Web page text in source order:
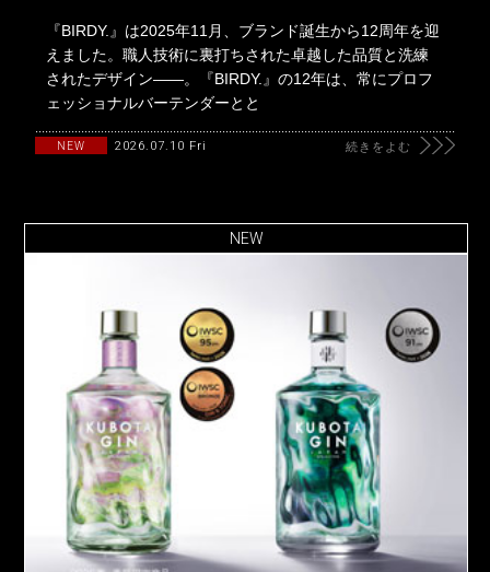
『BIRDY.』は2025年11月、ブランド誕生から12周年を迎
えました。職人技術に裏打ちされた卓越した品質と洗練
されたデザイン――。『BIRDY.』の12年は、常にプロフ
ェッショナルバーテンダーとと
NEW 2026.07.10 Fri 続きをよむ
NEW